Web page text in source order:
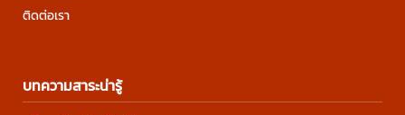
ติดต่อเรา
บทความสาระน่ารู้